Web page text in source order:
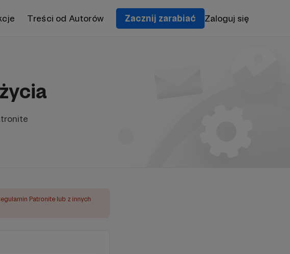
Treści od Autorów Zacznij zarabiać Zaloguj się
Patronite lub z innych